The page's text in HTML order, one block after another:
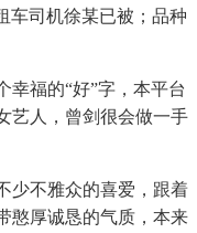
车司机徐某已被；品种
福的“好”字，本平台
艺人，曾剑很会做一手
不雅众的喜爱，跟着
憨厚诚恳的气质，本来